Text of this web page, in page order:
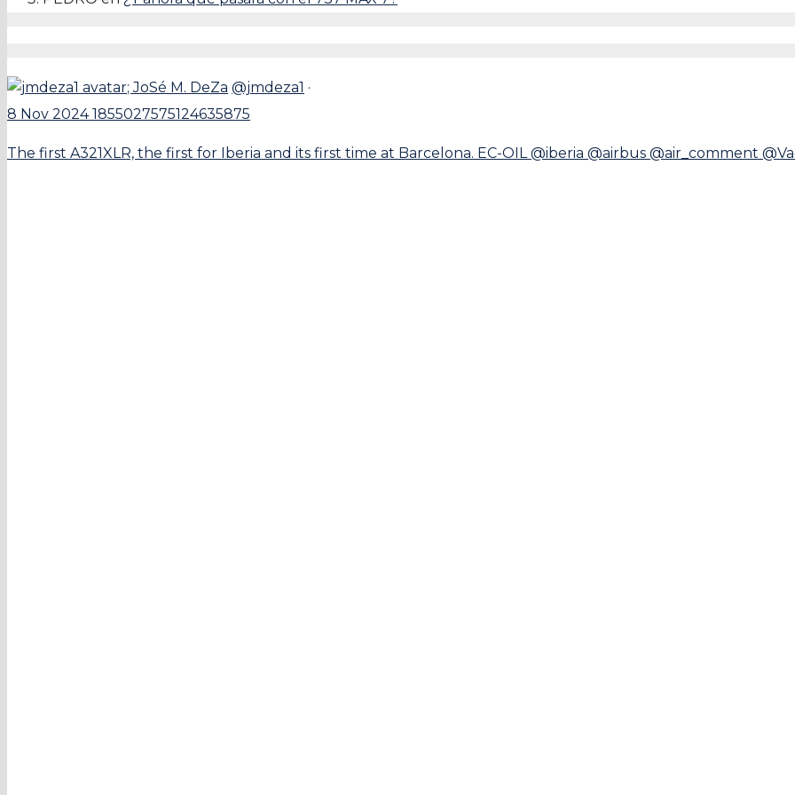
;JoSé M. DeZa @jmdeza1 ·
8 Nov 20241855027575124635875
The first A321XLR, the first for Iberia and its first time at Barcelona. EC-OIL @iberia @airbus @air_comment